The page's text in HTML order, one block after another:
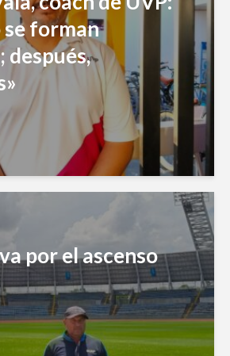
forman
después,
por el ascenso